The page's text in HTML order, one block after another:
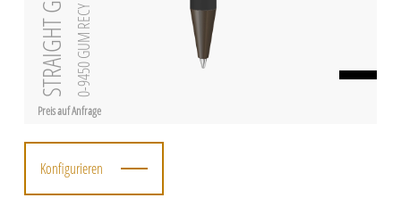
Preis auf Anfrage
0-9450 GUM RECY
Konfigurieren